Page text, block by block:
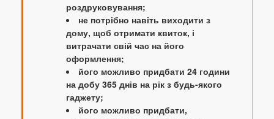
роздруковування;
не потрібно навіть виходити з
дому, щоб отримати квиток, і
витрачати свій час на його
оформлення;
його можливо придбати 24 години
на добу 365 днів на рік з будь-якого
гаджету;
його можливо придбати,